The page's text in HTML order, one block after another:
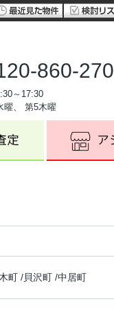
860-270
～17:30
曜、 第5木曜
町 /貝沢町 /中居町